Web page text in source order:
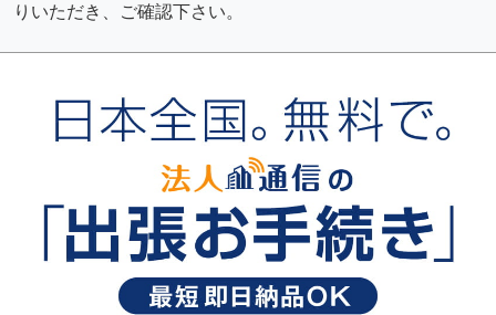
りいただき、ご確認下さい。